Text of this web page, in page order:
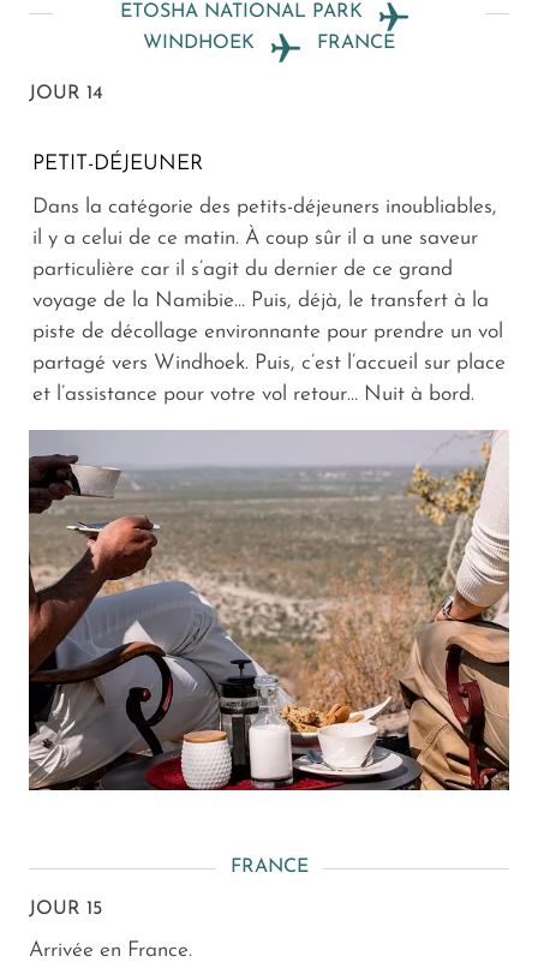
ETOSHA NATIONAL PARK
WINDHOEK
FRANCE
JOUR 14
PETIT-DÉJEUNER
Dans la catégorie des petits-déjeuners inoubliables,
il y a celui de ce matin. À coup sûr il a une saveur
particulière car il s’agit du dernier de ce grand
voyage de la Namibie… Puis, déjà, le transfert à la
piste de décollage environnante pour prendre un vol
partagé vers Windhoek. Puis, c’est l’accueil sur place
et l’assistance pour votre vol retour… Nuit à bord.
FRANCE
JOUR 15
Arrivée en France.